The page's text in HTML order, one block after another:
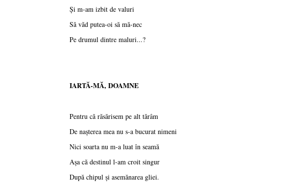
Şi m-am izbit de valuri
Să văd putea-oi să mă-nec
Pe drumul dintre maluri...?
IARTĂ-MĂ, DOAMNE
Pentru că răsărisem pe alt tărâm
De naşterea mea nu s-a bucurat nimeni
Nici soarta nu m-a luat în seamă
Aşa că destinul l-am croit singur
După chipul şi asemănarea gliei.